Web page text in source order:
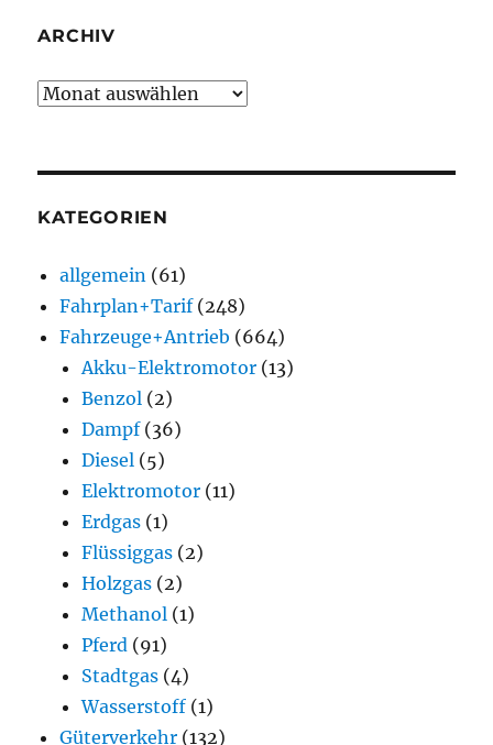
ARCHIV
Archiv
KATEGORIEN
allgemein (61)
Fahrplan+Tarif(248)
Fahrzeuge+Antrieb (664)
Akku-Elektromotor (13)
Benzol (2)
Dampf(36)
Diesel (5)
Elektromotor (11)
Erdgas (1)
Flüssiggas (2)
Holzgas (2)
Methanol (1)
Pferd (91)
Stadtgas (4)
Wasserstoff (1)
Güterverkehr (132)